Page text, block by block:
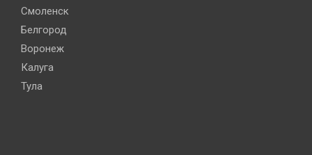
Смоленск
Белгород
Воронеж
Калуга
Тула